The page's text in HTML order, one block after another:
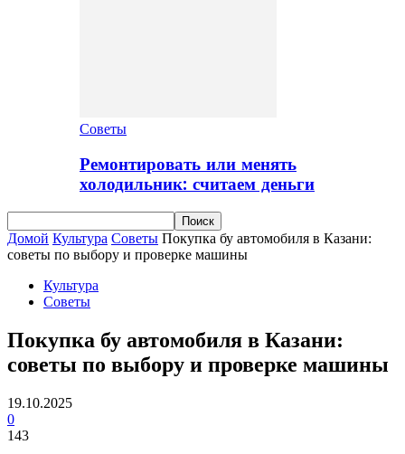
Советы
Ремонтировать или менять
холодильник: считаем деньги
Домой Культура Советы Покупка бу автомобиля в Казани:
советы по выбору и проверке машины
Культура
Советы
Покупка бу автомобиля в Казани:
советы по выбору и проверке машины
19.10.2025
0
143